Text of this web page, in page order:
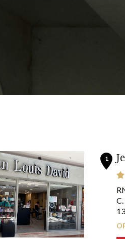
ammonia-free formula for high
salons Jean Louis David*
YOUR COLOR!
1